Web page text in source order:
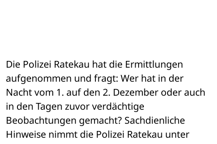
Die Polizei Ratekau hat die Ermittlungen
aufgenommen und fragt: Wer hat in der
Nacht vom 1. auf den 2. Dezember oder auch
in den Tagen zuvor verdächtige
Beobachtungen gemacht? Sachdienliche
Hinweise nimmt die Polizei Ratekau unter